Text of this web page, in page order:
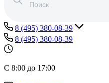
8 (495) 380-08-39
8 (495) 380-08-39
С 8:00 до 17:00